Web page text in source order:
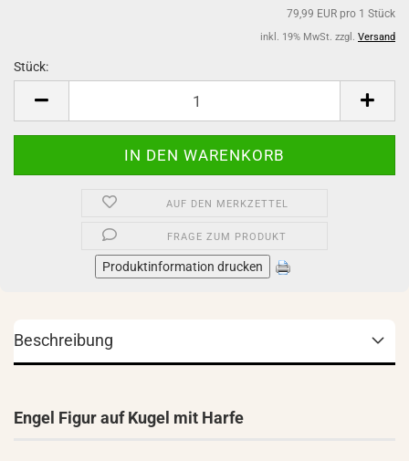
79,99 EUR pro 1 Stück
inkl. 19% MwSt. zzgl. Versand
Stück:
AUF DEN MERKZETTEL
FRAGE ZUM PRODUKT
Produktinformation drucken
Beschreibung
Engel Figur auf Kugel mit Harfe